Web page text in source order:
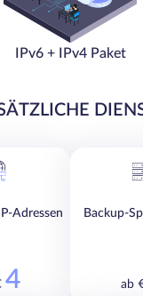
IPv6 + IPv4 Paket
Adressen
4
Backup-
ab